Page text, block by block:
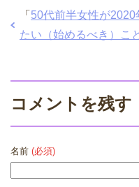
「 50代前半女性が
たい（始めるべき）こ
コメントを残す
名前 (必須)